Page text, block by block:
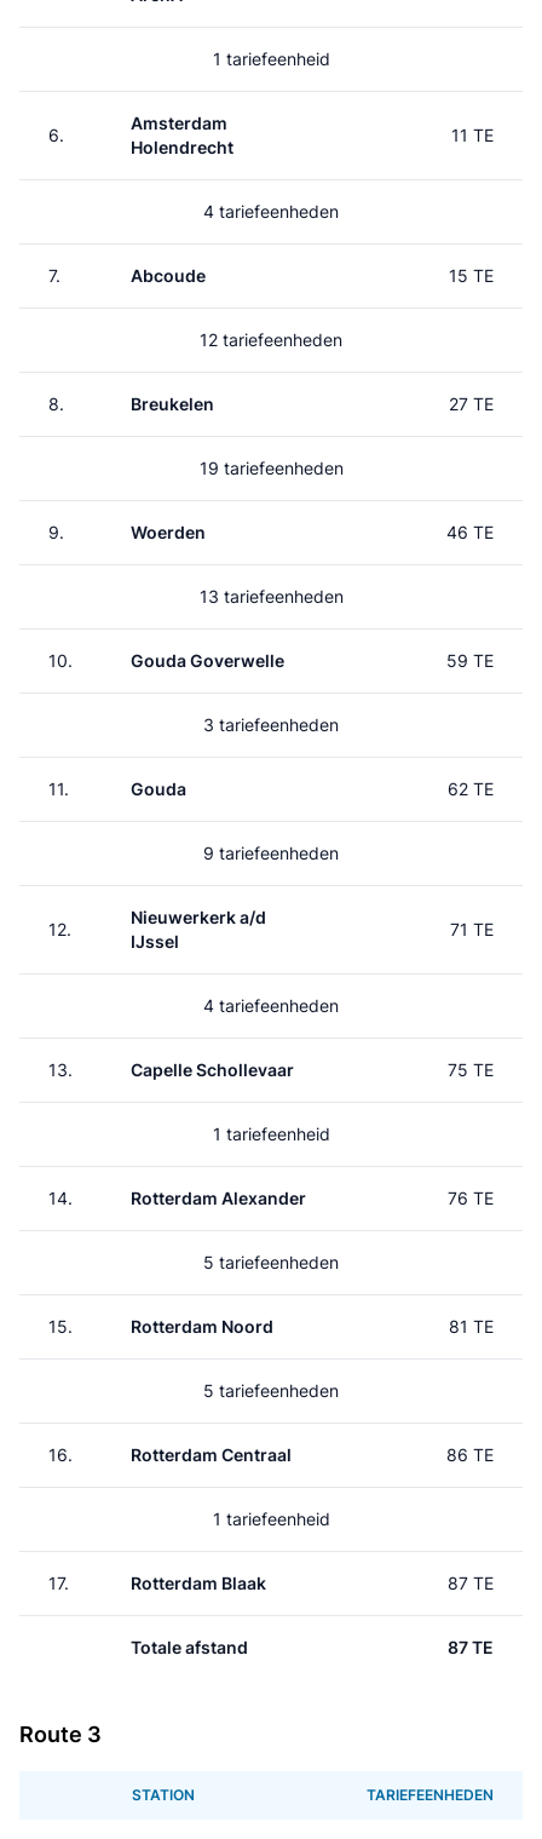
1 tariefeenheid
6.
Amsterdam
Holendrecht
11 TE
4 tariefeenheden
7. Abcoude 15 TE
12 tariefeenheden
8. Breukelen 27 TE
19 tariefeenheden
9. Woerden 46 TE
13 tariefeenheden
10. Gouda Goverwelle 59 TE
3 tariefeenheden
11. Gouda 62 TE
9 tariefeenheden
12.
Nieuwerkerk a/d
IJssel
71 TE
4 tariefeenheden
13. Capelle Schollevaar 75 TE
1 tariefeenheid
14. Rotterdam Alexander 76 TE
5 tariefeenheden
15. Rotterdam Noord 81 TE
5 tariefeenheden
16. Rotterdam Centraal 86 TE
1 tariefeenheid
17. Rotterdam Blaak 87 TE
Totale afstand 87 TE
Route 3
STATION TARIEFEENHEDEN